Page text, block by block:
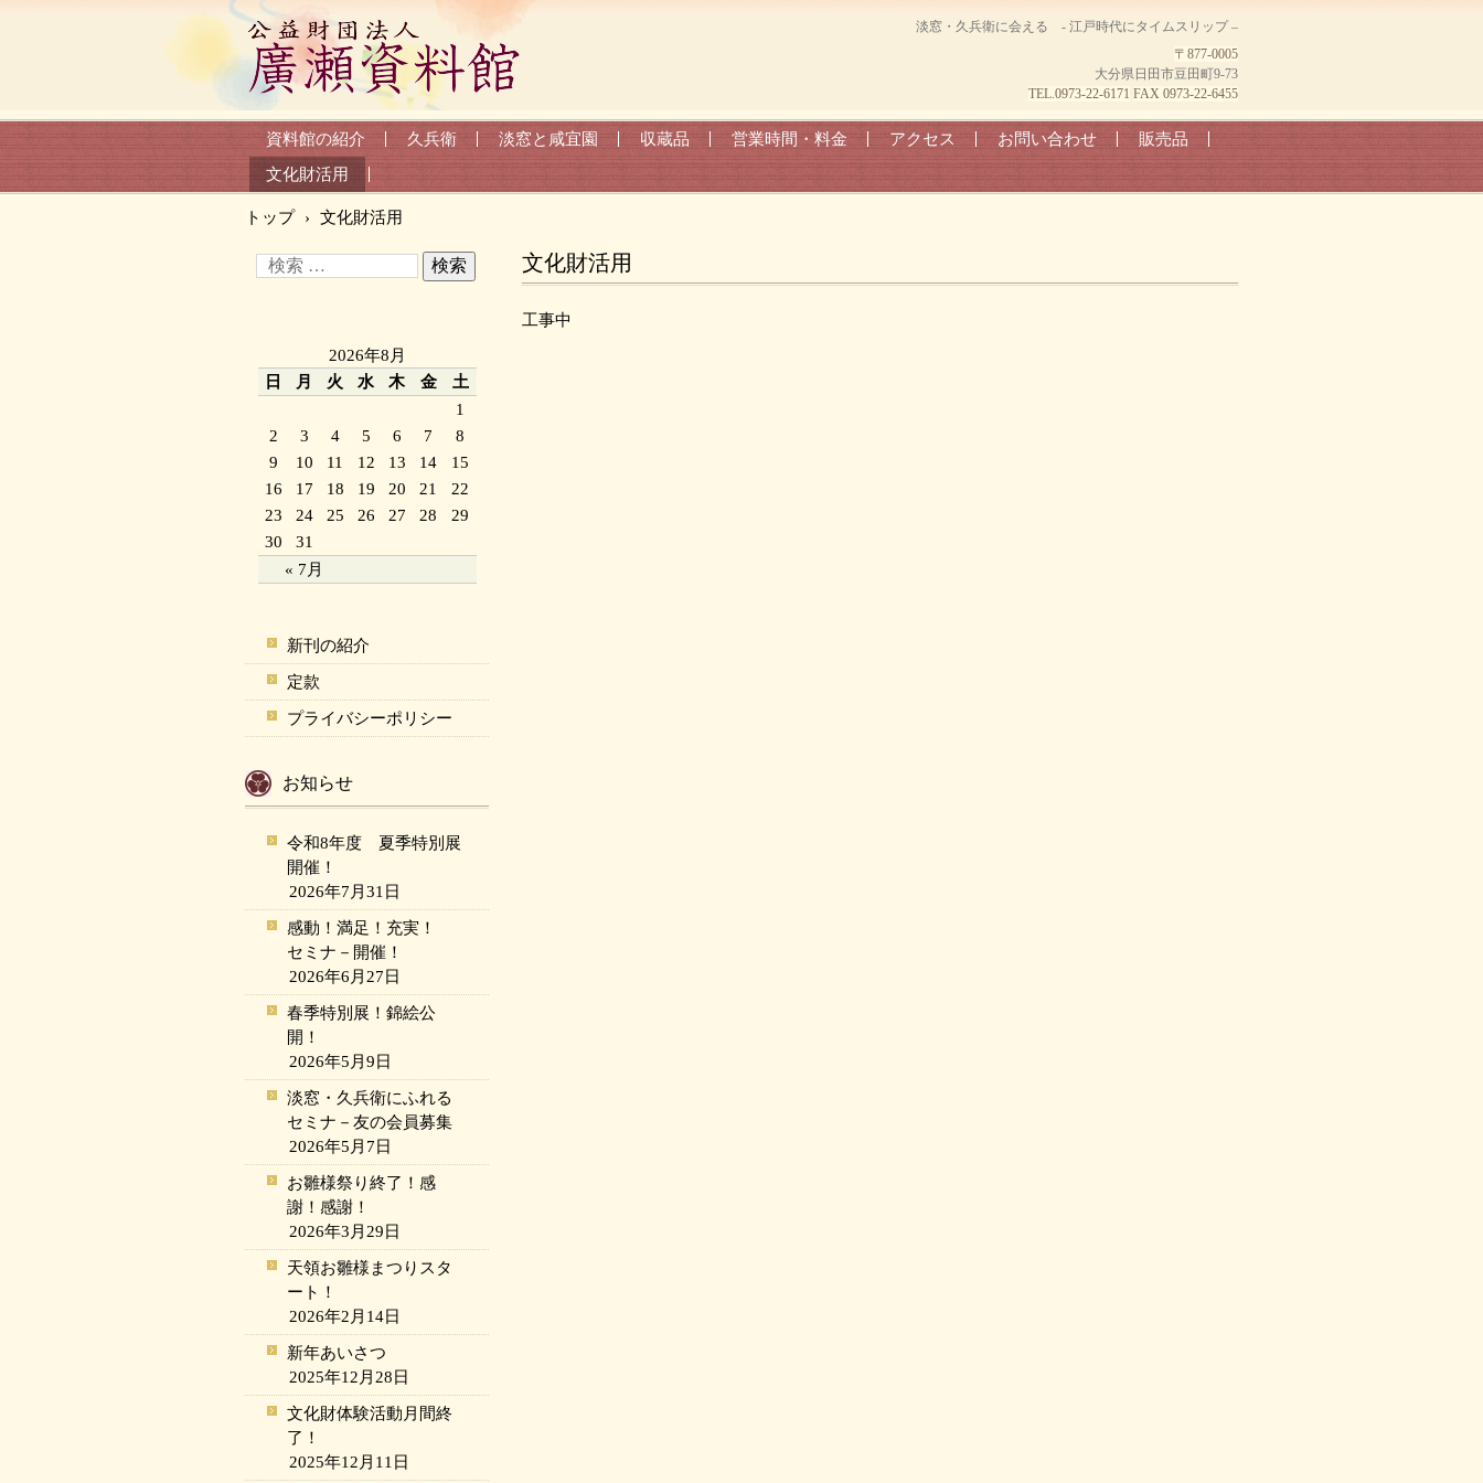
淡窓・久兵衛に会える - 江戸時代にタイムスリップ –
〒877-0005
大分県日田市豆田町9-73
TEL.0973-22-6171 FAX 0973-22-6455
資料館の紹介 久兵衛 淡窓と咸宜園 収蔵品 営業時間・料金 アクセス お問い合わせ
販売品
文化財活用
トップ › 文化財活用
文化財活用
工事中
2026年8月
日
月 火 水 木 金 土
« 7月
1
2
3 4 5 6 7
8
9
10 11 12 13 14
15
16
17 18 19 20 21
22
23
24 25 26 27 28
29
30
31
新刊の紹介
定款
プライバシーポリシー
お知らせ
令和8年度 夏季特別展
開催！
2026年7月31日
感動！満足！充実！
セミナ－開催！
2026年6月27日
春季特別展！錦絵公
開！
2026年5月9日
淡窓・久兵衛にふれる
セミナ－友の会員募集
2026年5月7日
お雛様祭り終了！感
謝！感謝！
2026年3月29日
天領お雛様まつりスタ
ート！
2026年2月14日
新年あいさつ
2025年12月28日
文化財体験活動月間終
了！
2025年12月11日